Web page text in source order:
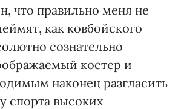
что правильно меня не
как ковбойского
сознательно
костер и
наконец разгласить
спорта высоких